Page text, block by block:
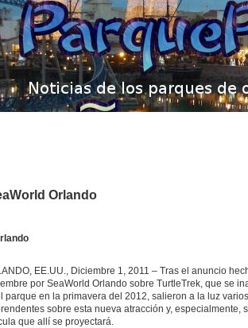
Orlando
EE.UU., Diciembre 1, 2011 – Tras el anuncio
por SeaWorld Orlando sobre TurtleTrek, que se
parque en la primavera del 2012, salieron a la luz
sobre esta nueva atracción y, especialmente,
que allí se proyectará.